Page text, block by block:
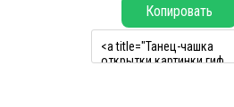
Копировать